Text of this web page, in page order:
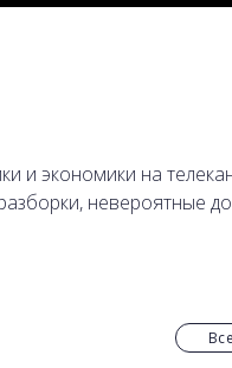
и экономики на
невероятные
чувствовать себя